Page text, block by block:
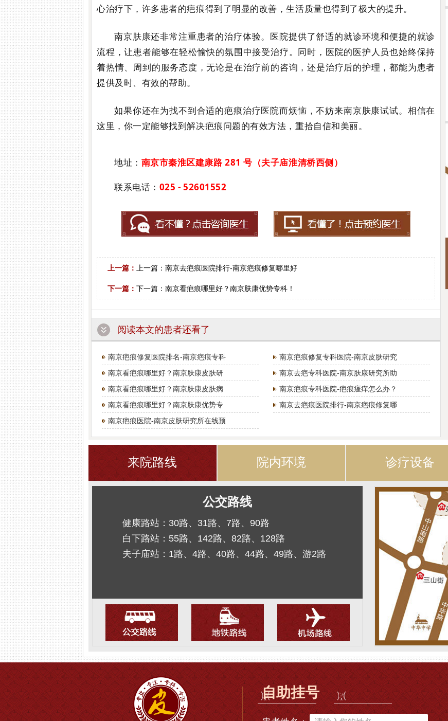
心治疗下，许多患者的疤痕得到了明显的改善，生活质量也得到了极大的提升。
南京肤康还非常注重患者的治疗体验。医院提供了舒适的就诊环境和便捷的就诊
流程，让患者能够在轻松愉快的氛围中接受治疗。同时，医院的医护人员也始终保持
着热情、周到的服务态度，无论是在治疗前的咨询，还是治疗后的护理，都能为患者
提供及时、有效的帮助。
如果你还在为找不到合适的疤痕治疗医院而烦恼，不妨来南京肤康试试。相信在
这里，你一定能够找到解决疤痕问题的有效方法，重拾自信和美丽。
地址： 南京市秦淮区建康路 281 号（夫子庙淮清桥西侧）
联系电话： 025 - 52601552
上一篇： 上一篇： 南京去疤痕医院排行-南京疤痕修复哪里好
下一篇： 下一篇： 南京看疤痕哪里好？南京肤康优势专科！
阅读本文的患者还看了
南京疤痕修复医院排名-南京疤痕专科
南京疤痕修复专科医院-南京皮肤研究
南京看疤痕哪里好？南京肤康皮肤研
南京去疤专科医院-南京肤康研究所助
南京看疤痕哪里好？南京肤康皮肤病
南京疤痕专科医院-疤痕瘙痒怎么办？
南京看疤痕哪里好？南京肤康优势专
南京去疤痕医院排行-南京疤痕修复哪
南京疤痕医院-南京皮肤研究所在线预
来院路线 院内环境 诊疗设备
公交路线
健康路站：30路、31路、7路、90路
白下路站：55路、142路、82路、128路
夫子庙站：1路、4路、40路、44路、49路、游2路
自助挂号